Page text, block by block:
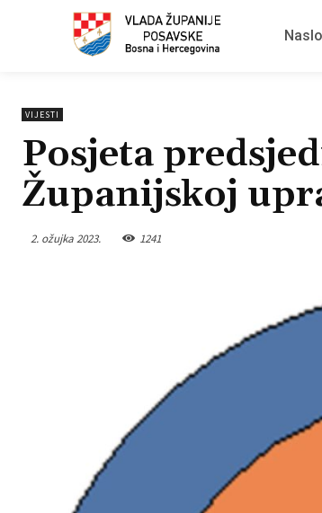
VIJESTI
Posjeta
Županijskoj
2. ožujka 2023. 1241